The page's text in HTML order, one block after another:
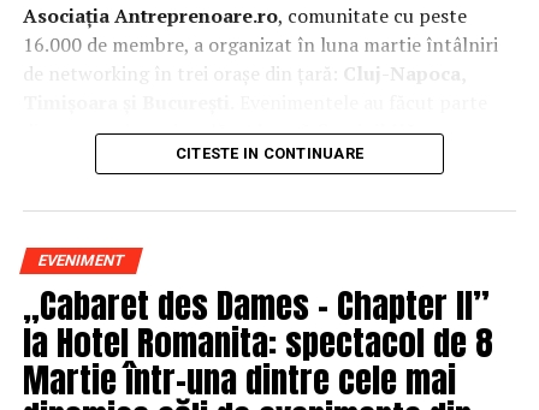
Asociația Antreprenoare.ro, comunitate cu peste
16.000 de membre, a organizat în luna martie întâlniri
de networking în trei orașe din țară:
Cluj-Napoca,
campania națională„Aleg să fiu vizibilă„, o
inițiativă care combină sesiuni de fotografie de brand
prezentă, cu numele tău și cu afacerea ta, în spațiul
public.
La Cluj-Napoca, sesiunile foto au fost susținute de doi
fotografi profesioniști:Valentina Mihalache
(lightsun.ro) șiDeni Sîrb(DA Studio). Valentina a venit
cu 18 ani de carieră în vânzări în spate și o tranziție
CITESTE IN CONTINUARE
EVENIMENT
„Cabaret des Dames – Chapter II”
la Hotel Romanita: spectacol de 8
Martie într-una dintre cele mai